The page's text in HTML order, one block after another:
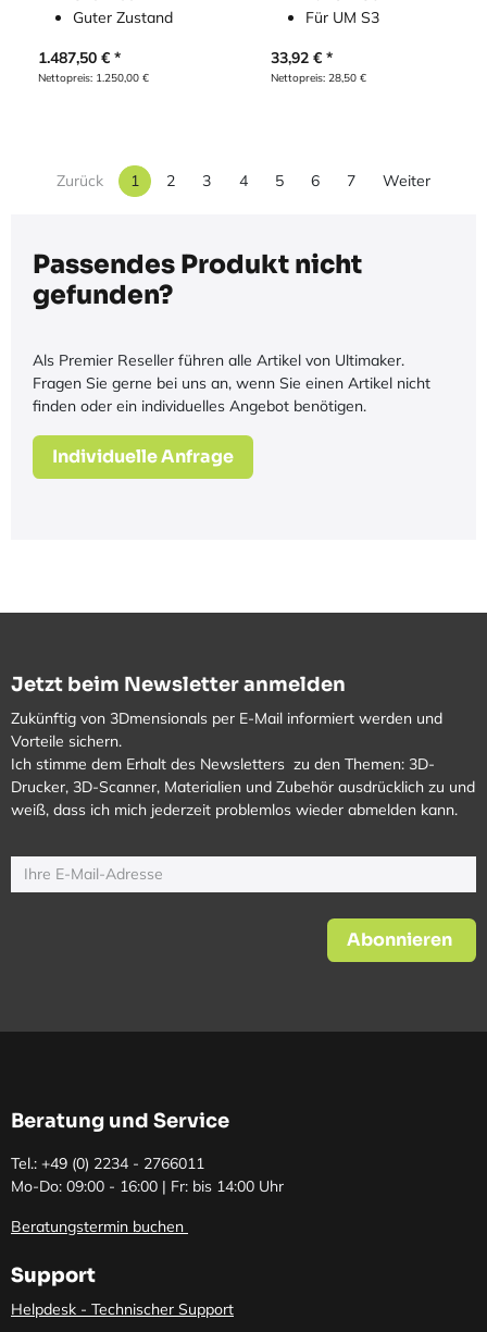
Guter Zustand
1.487,50 €
Nettopreis: 1.250,00 €
Für UM S3
33,92€
Nettopreis: 28,50€
Zurück 1 2 3 4 5 6 7 Weiter
Passendes Produkt nicht
gefunden?
Als Premier Reseller führen alle Artikel von Ultimaker.
Fragen Sie gerne bei uns an, wenn Sie einen Artikel nicht
finden oder ein individuelles Angebot benötigen.
Individuelle Anfrage
Jetzt beim Newsletter anmelden
Zukünftig von 3Dmensionals per E-Mail informiert werden und
Vorteile sichern.
Ich stimme dem Erhalt des Newsletters zu den Themen: 3D-
Drucker, 3D-Scanner, Materialien und Zubehör ausdrücklich zu und
weiß, dass ich mich jederzeit problemlos wieder abmelden kann.
Abonnieren
Beratung und Service
Tel.: +49 (0) 2234 - 2766011
Mo-Do: 09:00 - 16:00 | Fr: bis 14:00 Uhr
Beratungstermin buchen
Support
Helpdesk - Technischer Support